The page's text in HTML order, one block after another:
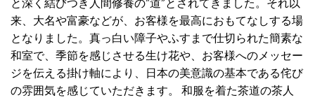
来、大名や富豪などが、お客様を最高におもてなしする場
となりました。真っ白い障子やふすまで仕切られた簡素な
和室で、季節を感じさせる生け花や、お客様へのメッセー
ジを伝える掛け軸により、日本の美意識の基本である侘び
の雰囲気を感じていただきます。 和服を着た茶道の茶人